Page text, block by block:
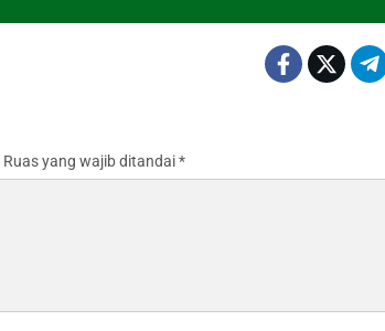
Ruas yang wajib ditandai*